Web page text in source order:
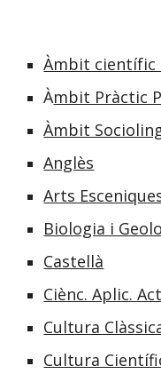
Àmbit científic
Àmbit Pràctic
Àmbit
Anglès
Arts
Biologia i
Castellà
Ciènc. Aplic.
Cultura
Cultura